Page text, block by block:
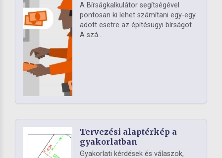
A Bírságkalkulátor segítségével
pontosan ki lehet számítani egy-egy
adott esetre az építésügyi bírságot.
A szá...
Tervezési alaptérkép a
gyakorlatban
Gyakorlati kérdések és válaszok,